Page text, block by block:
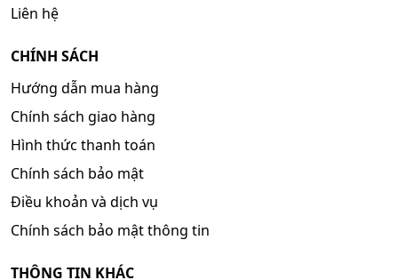
Liên hệ
CHÍNH SÁCH
Hướng dẫn mua hàng
Chính sách giao hàng
Hình thức thanh toán
Chính sách bảo mật
Điều khoản và dịch vụ
Chính sách bảo mật thông tin
THÔNG TIN KHÁC